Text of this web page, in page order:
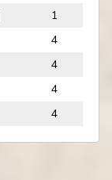
1
4
4
4
4